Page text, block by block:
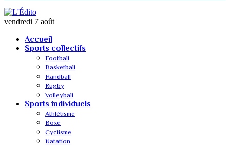
vendredi 7 août
Accueil
Sports collectifs
Football
Basketball
Handball
Rugby
Volleyball
Sports individuels
Athlétisme
Boxe
Cyclisme
Natation